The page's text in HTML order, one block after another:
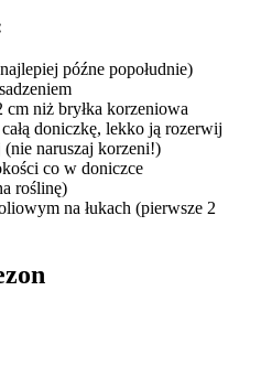
późne popołudnie)
cm niż bryłka korzeniowa
całą doniczkę, lekko ją rozerwij
naruszaj korzeni!)
co w doniczce
roślinę)
na łukach (pierwsze 2